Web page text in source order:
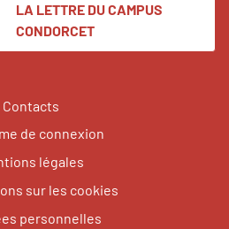
LA LETTRE DU CAMPUS
CONDORCET
Contacts
de connexion
légales
sur les cookies
personnelles